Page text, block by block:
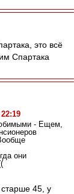
это всё
Спартака
- Ещем,
они
45, у